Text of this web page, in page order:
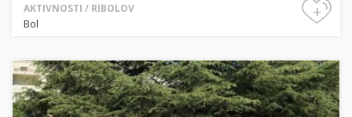
AKTIVNOSTI / RIBOLOV
Bol
+